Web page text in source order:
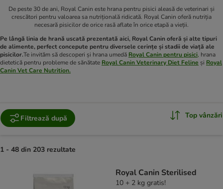
De peste 30 de ani, Royal Canin este hrana pentru pisici aleasă de veterinari și
crescători pentru valoarea sa nutrițională ridicată. Royal Canin oferă nutriția
necesară pisicilor de orice rasă aflate în orice etapă a vieții.
Pe lângă linia de hrană uscată prezentată aici, Royal Canin oferă și alte tipuri
de alimente, perfect concepute pentru diversele cerințe și stadii de viață ale
pisicilor.Te invităm să descoperi și hrana umedă Royal Canin pentru pisici, hrana
dietetică pentru probleme de sănătate Royal Canin Veterinary Diet Feline și Royal
Canin Vet Care Nutrition.
Filtrează după Top vânzări
1 - 48 din 203 rezultate
Royal Canin Sterilised
10 + 2 kg gratis!